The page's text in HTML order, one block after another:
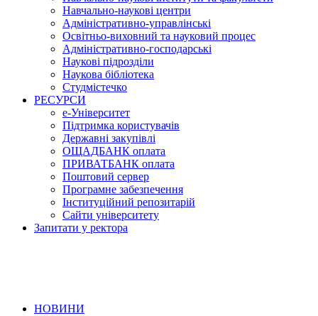
Навчально-наукові центри
Адміністративно-управлінські
Освітньо-виховний та науковий процес
Адміністративно-господарські
Наукові підрозділи
Наукова бібліотека
Студмістечко
РЕСУРСИ
е-Університет
Підтримка користувачів
Державні закупівлі
ОЩАДБАНК оплата
ПРИВАТБАНК оплата
Поштовий сервер
Програмне забезпечення
Інституційний репозитарій
Сайти університету
Запитати у ректора
НОВИНИ